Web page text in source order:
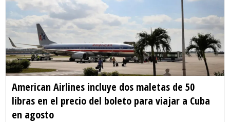
American Airlines incluye dos maletas de 50
libras en el precio del boleto para viajar a Cuba
en agosto